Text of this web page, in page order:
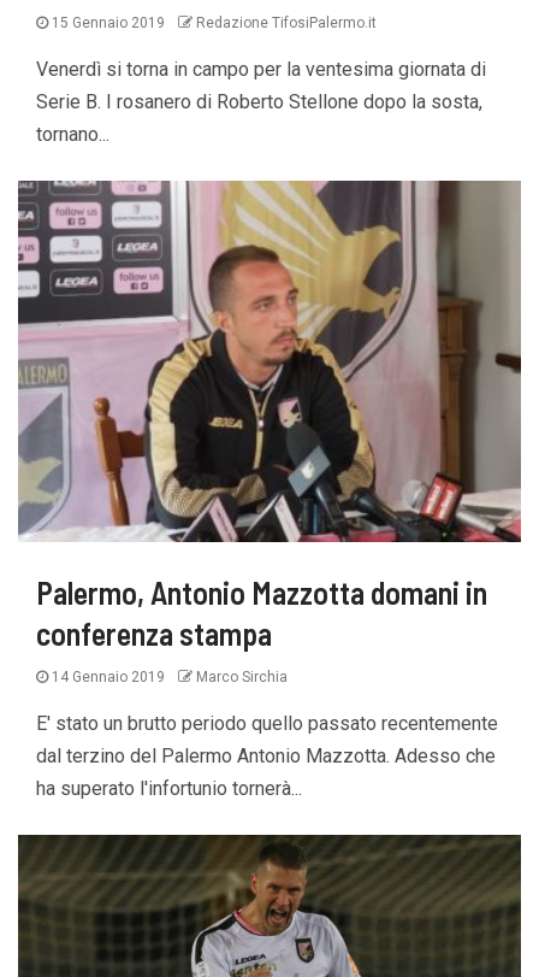
15 Gennaio 2019 Redazione TifosiPalermo.it
Venerdì si torna in campo per la ventesima giornata di
Serie B. I rosanero di Roberto Stellone dopo la sosta,
tornano...
Palermo, Antonio Mazzotta domani in
conferenza stampa
14 Gennaio 2019 Marco Sirchia
E' stato un brutto periodo quello passato recentemente
dal terzino del Palermo Antonio Mazzotta. Adesso che
ha superato l'infortunio tornerà...